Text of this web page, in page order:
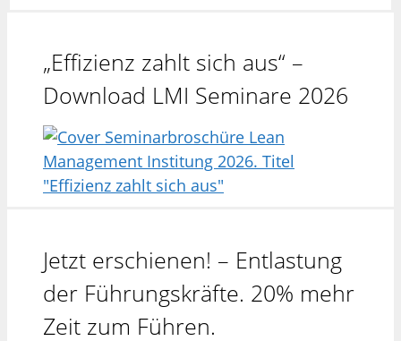
„Effizienz zahlt sich aus“ –
Download LMI Seminare 2026
Jetzt erschienen! – Entlastung
der Führungskräfte. 20% mehr
Zeit zum Führen.